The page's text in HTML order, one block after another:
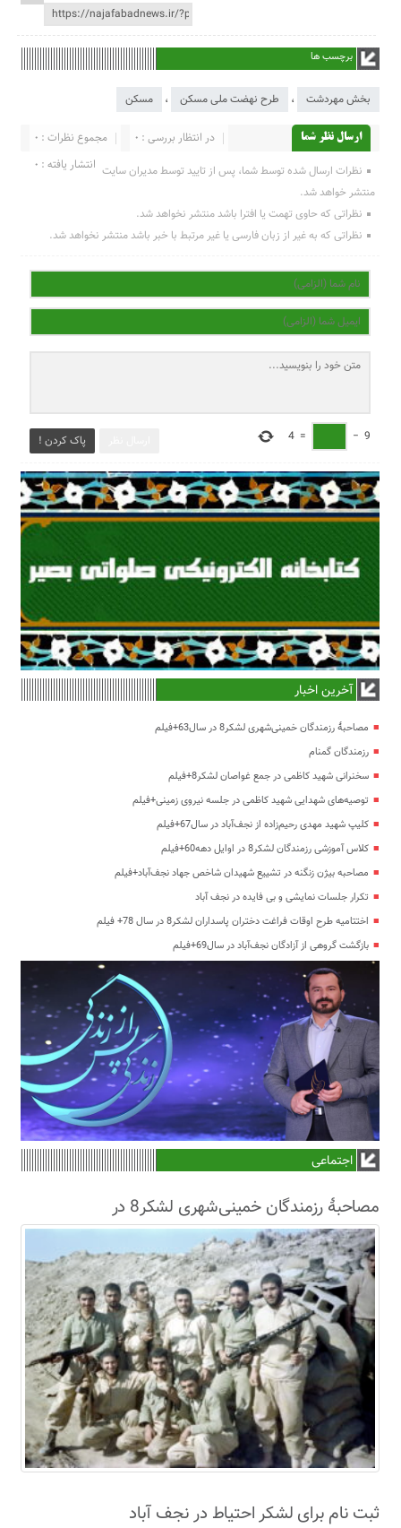
برچسب ها
بخش مهردشت ، طرح نهضت ملی مسکن ، مسکن
ارسال نظر شما مجموع نظرات : 0
در انتظار بررسی : 0
انتشار یافته : 0 نظرات ارسال شده توسط شما، پس از تایید توسط مدیران سایت
منتشر خواهد شد.
نظراتی که حاوی تهمت یا افترا باشد منتشر نخواهد شد.
نظراتی که به غیر از زبان فارسی یا غیر مرتبط با خبر باشد منتشر نخواهد شد.
پاک کردن ! 9
−
=
4
آخرین اخبار
مصاحبۀ رزمندگان خمینی‌شهری لشکر8 در سال63+فیلم
رزمندگان گمنام
سخنرانی شهید کاظمی در جمع غواصان لشکر8+فیلم
توصیه‌های شهدایی شهید کاظمی در جلسه نیروی زمینی+فیلم
کلیپ شهید مهدی رحیم‌زاده از نجف‌آباد در سال67+فیلم
کلاس آموزشی رزمندگان لشکر8 در اوایل دهه60+فیلم
مصاحبه بیژن زنگنه در تشییع شهیدان شاخص جهاد نجف‌آباد+فیلم
تکرار جلسات نمایشی و بی فایده در نجف آباد
اختتامیه طرح اوقات فراغت دختران پاسداران لشکر8 در سال 78+ فیلم
بازگشت گروهی از آزادگان نجف‌آباد در سال69+فیلم
اجتماعی
مصاحبۀ رزمندگان خمینی‌شهری لشکر8 در
سال63+فیلم
ثبت نام برای لشکر احتیاط در نجف آباد